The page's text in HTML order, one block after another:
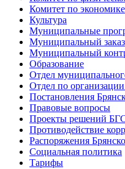
Комитет по экономике
Культура
Муниципальные
Муниципальный заказ
Муниципальный
Образование
Отдел
Отдел по
Постановления
Правовые вопросы
Проекты решений
Противодействие
Распоряжения
Социальная политика
Тарифы